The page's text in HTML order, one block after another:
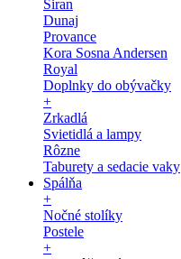
Siran
Dunaj
Provance
Kora Sosna Andersen
Royal
Doplnky do obývačky
+
Zrkadlá
Svietidlá a lampy
Rôzne
Taburety a sedacie vaky
Spálňa
+
Nočné stolíky
Postele
+